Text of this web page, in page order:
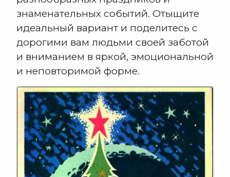
знаменательных событий. Отыщите
идеальный вариант и поделитесь с
дорогими вам людьми своей заботой
и вниманием в яркой, эмоциональной
и неповторимой форме.